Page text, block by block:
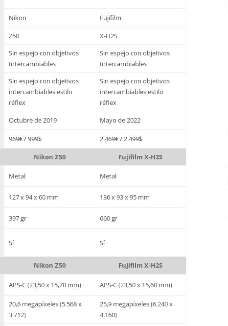
Nikon Fujifilm
Z50 X-H2S
Sin espejo con objetivos
Intercambiables
Sin espejo con objetivos
Intercambiables
Sin espejo con objetivos
intercambiables estilo
réflex
Sin espejo con objetivos
intercambiables estilo
réflex
Octubre de 2019 Mayo de 2022
969€ / 999$ 2.469€ / 2.499$
Nikon Z50 Fujifilm X-H2S
Metal Metal
127 x 94 x 60 mm 136 x 93 x 95 mm
397 gr 660 gr
Sí Sí
Nikon Z50 Fujifilm X-H2S
APS-C (23,50 x 15,70 mm) APS-C (23,50 x 15,60 mm)
20,6 megapíxeles (5.568 x
3.712)
25,9 megapíxeles (6.240 x
4.160)